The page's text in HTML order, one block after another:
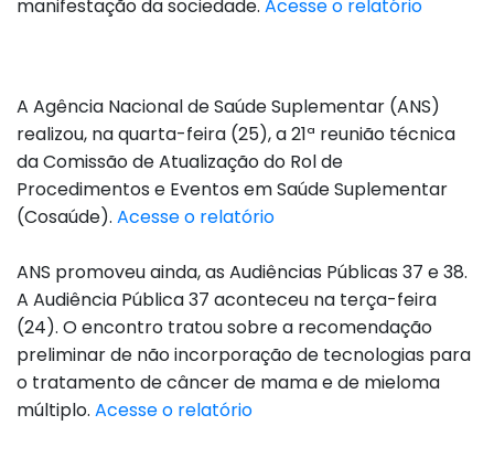
manifestação da sociedade. Acesse o relatório
A Agência Nacional de Saúde Suplementar (ANS)
realizou, na quarta-feira (25), a 21ª reunião técnica
da Comissão de Atualização do Rol de
Procedimentos e Eventos em Saúde Suplementar
(Cosaúde). Acesse o relatório
ANS promoveu ainda, as Audiências Públicas 37 e 38.
A Audiência Pública 37 aconteceu na terça-feira
(24). O encontro tratou sobre a recomendação
preliminar de não incorporação de tecnologias para
o tratamento de câncer de mama e de mieloma
múltiplo. Acesse o relatório